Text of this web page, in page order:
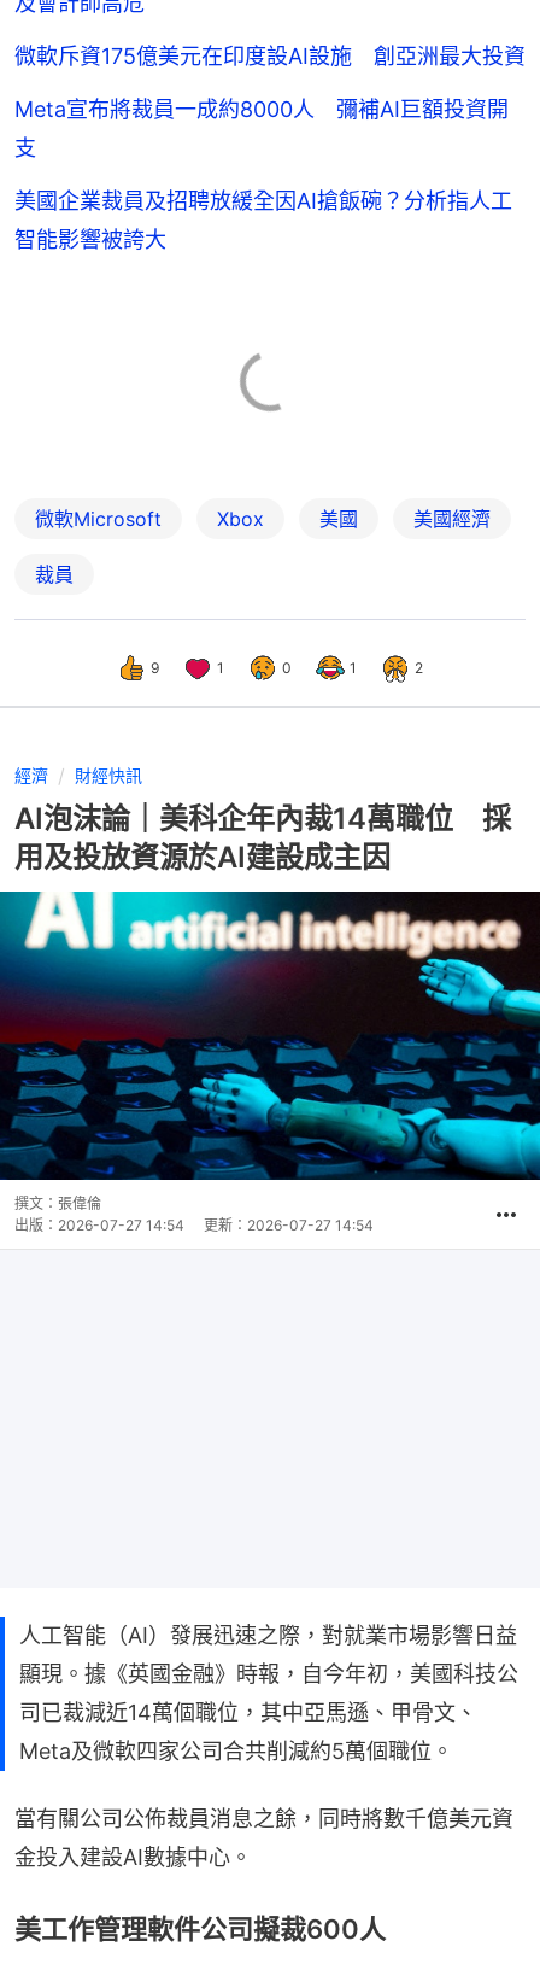
微軟斥資175億美元在印度設AI設施 創亞洲最大投資
Meta宣布將裁員一成約8000人 彌補AI巨額投資開
支
美國企業裁員及招聘放緩全因AI搶飯碗？分析指人工
智能影響被誇大
微軟Microsoft Xbox 美國 美國經濟
裁員
9 1 0 1 2
經濟 財經快訊
AI泡沫論｜美科企年內裁14萬職位 採
用及投放資源於AI建設成主因
撰文： 張偉倫
出版： 2026-07-27 14:54 更新： 2026-07-27 14:54
人工智能（AI）發展迅速之際，對就業市場影響日益
顯現。據《英國金融》時報，自今年初，美國科技公
司已裁減近14萬個職位，其中亞馬遜、甲骨文、
Meta及微軟四家公司合共削減約5萬個職位。
當有關公司公佈裁員消息之餘，同時將數千億美元資
金投入建設AI數據中心。
美工作管理軟件公司擬裁600人